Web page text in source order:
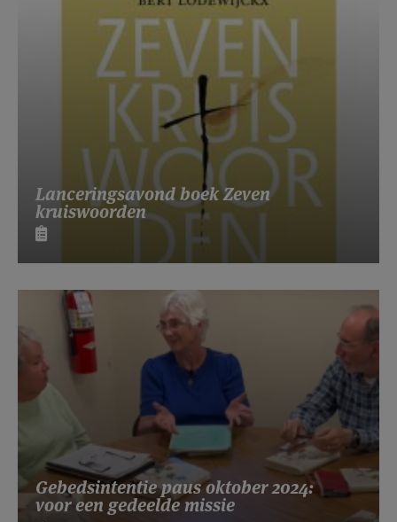
Lanceringsavond boek Zeven
kruiswoorden
Gebedsintentie paus oktober 2024:
voor een gedeelde missie